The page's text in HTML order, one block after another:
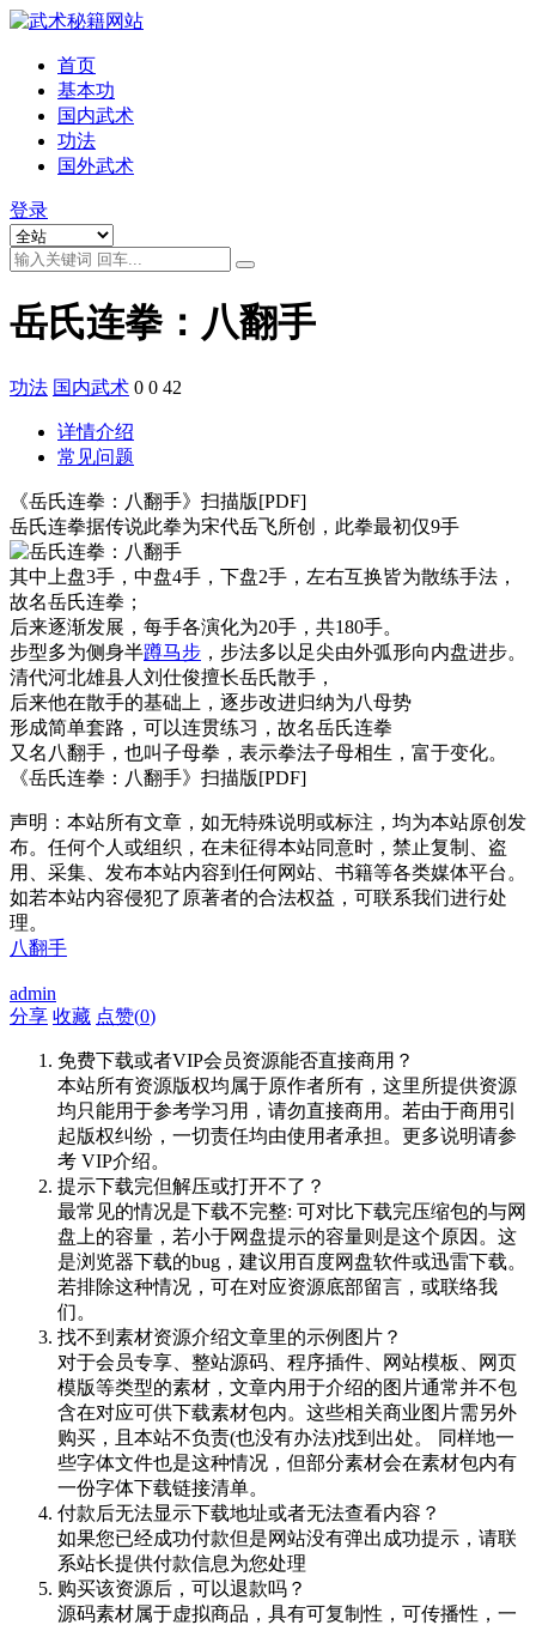
首页
基本功
国内武术
功法
国外武术
登录
岳氏连拳：八翻手
功法 国内武术 0 0 42
详情介绍
常见问题
《岳氏连拳：八翻手》扫描版[PDF]
岳氏连拳据传说此拳为宋代岳飞所创，此拳最初仅9手
其中上盘3手，中盘4手，下盘2手，左右互换皆为散练手法，
故名岳氏连拳；
后来逐渐发展，每手各演化为20手，共180手。
步型多为侧身半蹲马步 ，步法多以足尖由外弧形向内盘进步。
清代河北雄县人刘仕俊擅长岳氏散手，
后来他在散手的基础上，逐步改进归纳为八母势
形成简单套路，可以连贯练习，故名岳氏连拳
又名八翻手，也叫子母拳，表示拳法子母相生，富于变化。
《岳氏连拳：八翻手》扫描版[PDF]
声明：本站所有文章，如无特殊说明或标注，均为本站原创发
布。任何个人或组织，在未征得本站同意时，禁止复制、盗
用、采集、发布本站内容到任何网站、书籍等各类媒体平台。
如若本站内容侵犯了原著者的合法权益，可联系我们进行处
理。
八翻手
admin
分享 收藏 点赞(0)
免费下载或者VIP会员资源能否直接商用？
本站所有资源版权均属于原作者所有，这里所提供资源
均只能用于参考学习用，请勿直接商用。若由于商用引
起版权纠纷，一切责任均由使用者承担。更多说明请参
考 VIP介绍。
提示下载完但解压或打开不了？
最常见的情况是下载不完整: 可对比下载完压缩包的与网
盘上的容量，若小于网盘提示的容量则是这个原因。这
是浏览器下载的bug，建议用百度网盘软件或迅雷下载。
若排除这种情况，可在对应资源底部留言，或联络我
们。
找不到素材资源介绍文章里的示例图片？
对于会员专享、整站源码、程序插件、网站模板、网页
模版等类型的素材，文章内用于介绍的图片通常并不包
含在对应可供下载素材包内。这些相关商业图片需另外
购买，且本站不负责(也没有办法)找到出处。 同样地一
些字体文件也是这种情况，但部分素材会在素材包内有
一份字体下载链接清单。
付款后无法显示下载地址或者无法查看内容？
如果您已经成功付款但是网站没有弹出成功提示，请联
系站长提供付款信息为您处理
购买该资源后，可以退款吗？
源码素材属于虚拟商品，具有可复制性，可传播性，一